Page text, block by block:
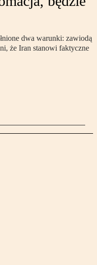
dwa warunki: zawiodą
że Iran stanowi faktyczne